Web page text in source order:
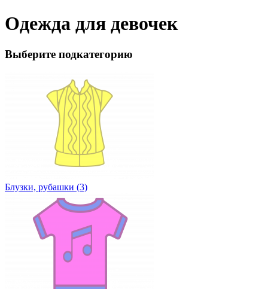
Одежда для девочек
Выберите подкатегорию
Блузки, рубашки (3)